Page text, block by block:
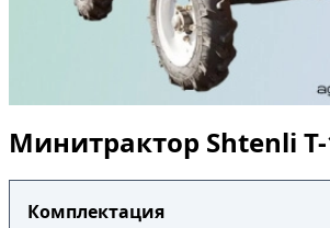
Минитрактор Shtenli
Комплектация